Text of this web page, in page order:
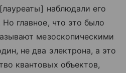
наблюдали его
главное, что это было
мезоскопическими
не два электрона, а это
квантовых объектов,